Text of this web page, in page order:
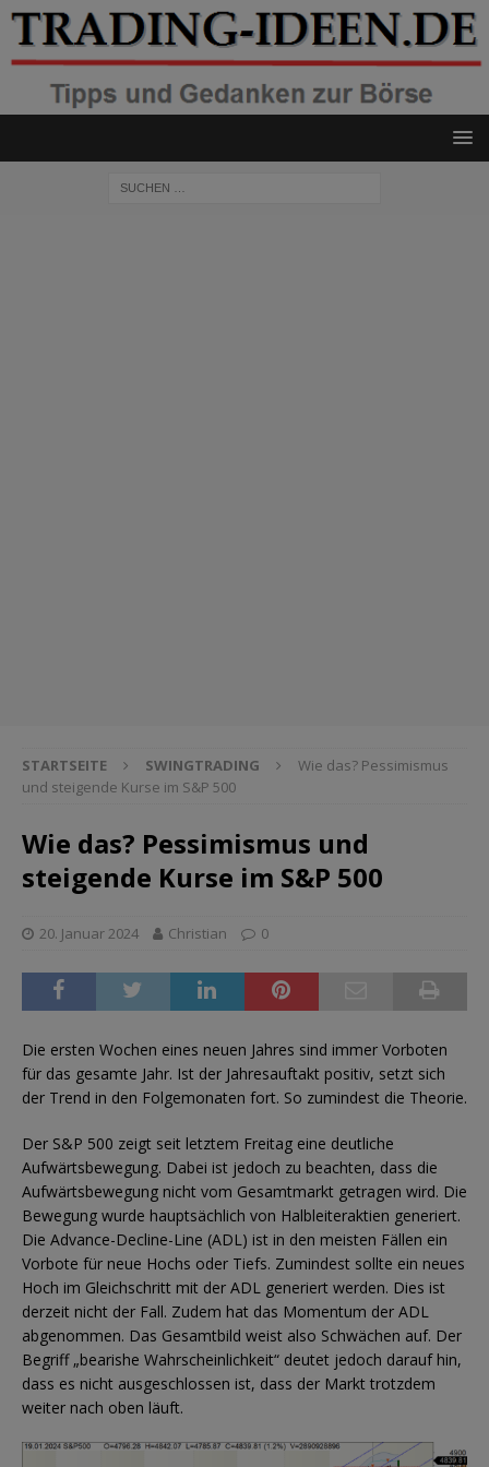
STARTSEITE SWINGTRADING
Wie das? Pessimismus
und steigende Kurse im S&P 500
Wie das? Pessimismus und
steigende Kurse im S&P 500
20. Januar 2024 Christian 0
Die ersten Wochen eines neuen Jahres sind immer Vorboten
für das gesamte Jahr. Ist der Jahresauftakt positiv, setzt sich
der Trend in den Folgemonaten fort. So zumindest die Theorie.
Der S&P 500 zeigt seit letztem Freitag eine deutliche
Aufwärtsbewegung. Dabei ist jedoch zu beachten, dass die
Aufwärtsbewegung nicht vom Gesamtmarkt getragen wird. Die
Bewegung wurde hauptsächlich von Halbleiteraktien generiert.
Die Advance-Decline-Line (ADL) ist in den meisten Fällen ein
Vorbote für neue Hochs oder Tiefs. Zumindest sollte ein neues
Hoch im Gleichschritt mit der ADL generiert werden. Dies ist
derzeit nicht der Fall. Zudem hat das Momentum der ADL
abgenommen. Das Gesamtbild weist also Schwächen auf. Der
Begriff „bearishe Wahrscheinlichkeit“ deutet jedoch darauf hin,
dass es nicht ausgeschlossen ist, dass der Markt trotzdem
weiter nach oben läuft.